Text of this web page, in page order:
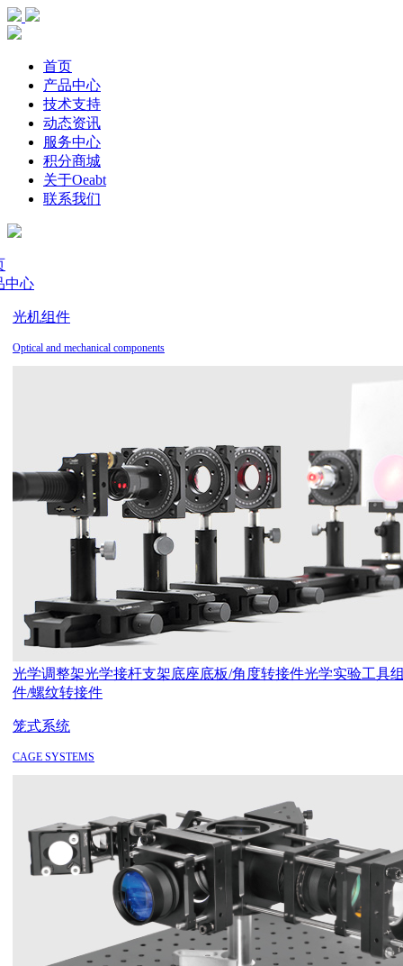
首页
产品中心
技术支持
动态资讯
服务中心
积分商城
关于Oeabt
联系我们
中心
光机组件
Optical and mechanical components
光学调整架光学接杆支架底座底板/角度转接件光学实验工具
件/螺纹转接件
笼式系统
CAGE SYSTEMS